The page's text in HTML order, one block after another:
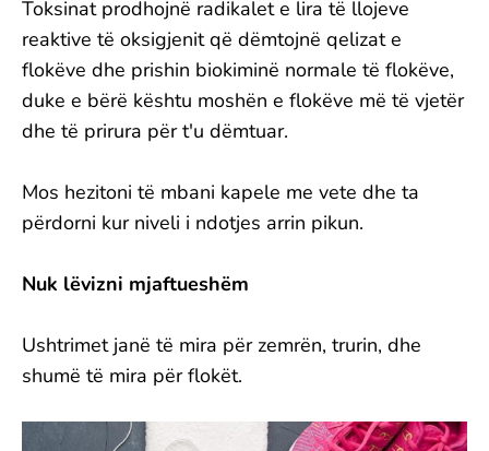
Toksinat prodhojnë radikalet e lira të llojeve
reaktive të oksigjenit që dëmtojnë qelizat e
flokëve dhe prishin biokiminë normale të flokëve,
duke e bërë kështu moshën e flokëve më të vjetër
dhe të prirura për t'u dëmtuar.
Mos hezitoni të mbani kapele me vete dhe ta
përdorni kur niveli i ndotjes arrin pikun.
Nuk lëvizni mjaftueshëm
Ushtrimet janë të mira për zemrën, trurin, dhe
shumë të mira për flokët.